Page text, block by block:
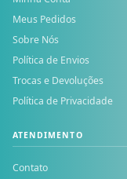
Meus Pedidos
Sobre Nós
Política de Envios
Trocas e Devoluções
Política de Privacidade
ATENDIMENTO
Contato